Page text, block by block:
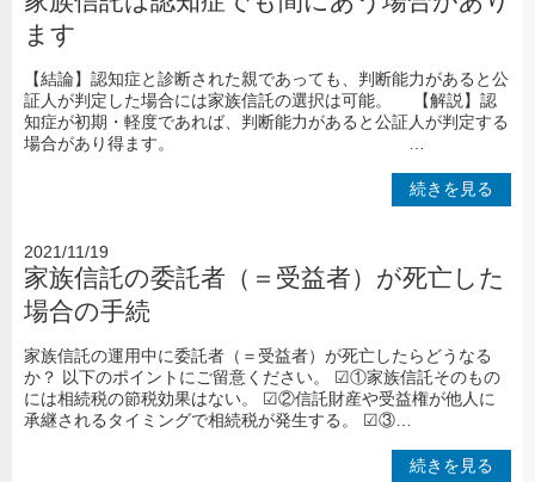
ます
【結論】認知症と診断された親であっても、判断能力があると公
証人が判定した場合には家族信託の選択は可能。 【解説】認
知症が初期・軽度であれば、判断能力があると公証人が判定する
場合があり得ます。 …
続きを見る
2021/11/19
家族信託の委託者（＝受益者）が死亡した
場合の手続
家族信託の運用中に委託者（＝受益者）が死亡したらどうなる
か？ 以下のポイントにご留意ください。 ☑①家族信託そのもの
には相続税の節税効果はない。 ☑②信託財産や受益権が他人に
承継されるタイミングで相続税が発生する。 ☑③…
続きを見る